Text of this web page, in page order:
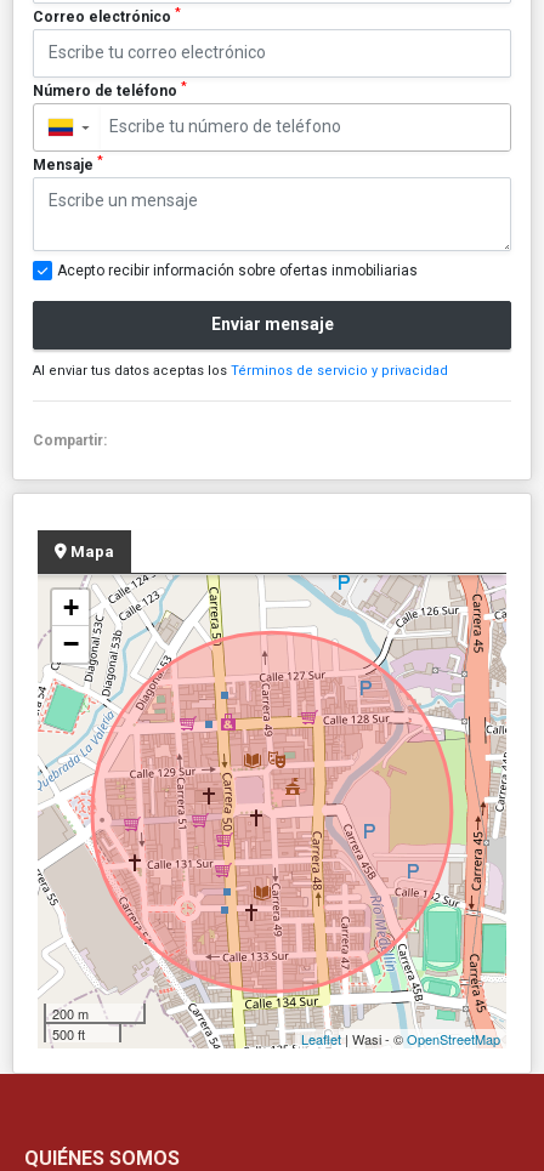
Correo electrónico *
Número de teléfono *
▼
Mensaje *
Acepto recibir información sobre ofertas inmobiliarias
Enviar mensaje
Al enviar tus datos aceptas los Términos de servicio y privacidad
Compartir:
Mapa
+
−
200 m
500 ft
Leaflet| Wasi - ©OpenStreetMap
QUIÉNES SOMOS